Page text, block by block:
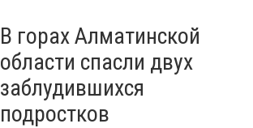
В горах Алматинской
области спасли двух
заблудившихся
подростков